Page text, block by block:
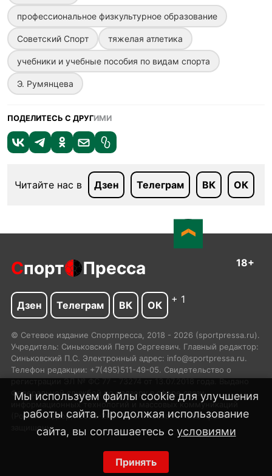
профессиональное физкультурное образование
Советский Спорт тяжелая атлетика
учебники и учебные пособия по видам спорта
Э. Румянцева
ПОДЕЛИТЕСЬ С ДРУГИМИ
Читайте нас в Дзен Телеграм ВК ОК
Мы используем файлы cookie для улучшения
работы сайта. Продолжая использование
сайта, вы соглашаетесь с условиями
Принять
Спорт Пресса 18+
Дзен Телеграм ВК ОК + 1
© Сетевое издание Спортпресса, 2018 - 2026 (sportpressa.ru).
Учредитель: Синьковский Петр Сергеевич. Главный редактор:
Синьковский П.С. Электронный адрес: info@sportpressa.ru.
Телефон редакции: +7(495)511-49-05. Свидетельство о
регистрации ЭЛ № ФС 77 - 73274 от 13.07.2018 года. Выдано
Федеральной службой по надзору в сфере связи,
информационных технологий и массовых коммуникаций
(Роскомнадзор). 2002-2024 SportPressa.ru™ Все права
защищены.